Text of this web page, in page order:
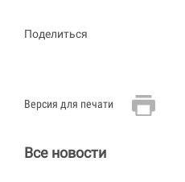
Поделиться
Версия для печати
Все новости